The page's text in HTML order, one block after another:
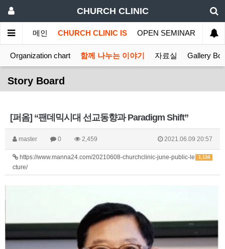
CHURCH CLINIC
메인 CHURCH CLINIC IS OPEN SEMINAR
Organization chart 함께 나누는 이야기 자료실 Gallery
Story Board
[퍼옴] “팬데믹시대 선교동향과 Paradigm Shift”
master 0 2,459 2021.06.09 20:57
1,134
https://www.manna24.com/20210608-churchclinic-june-public-le
cture/